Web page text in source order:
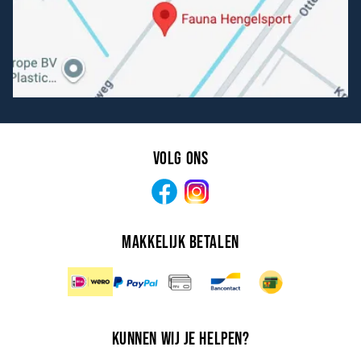
Volg ons
Facebook
Makkelijk betalen
Kunnen wij je helpen?